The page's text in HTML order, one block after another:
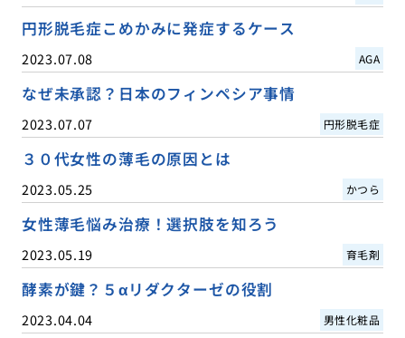
円形脱毛症こめかみに発症するケース
2023.07.08 AGA
なぜ未承認？日本のフィンペシア事情
2023.07.07 円形脱毛症
３０代女性の薄毛の原因とは
2023.05.25 かつら
女性薄毛悩み治療！選択肢を知ろう
2023.05.19 育毛剤
酵素が鍵？５αリダクターゼの役割
2023.04.04 男性化粧品